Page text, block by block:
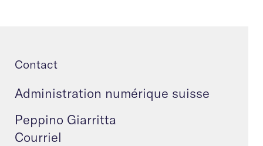
Contact
Administration numérique suisse
Peppino Giarritta
Courriel